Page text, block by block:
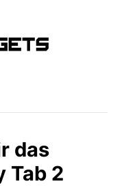
das
Tab 2